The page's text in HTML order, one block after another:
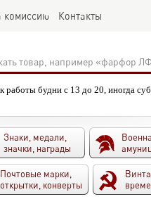
комиссию Контакты
работы будни с 13 до 20, иногда
Знаки, медали,
значки, награды
Почтовые марки,
открытки, конверты